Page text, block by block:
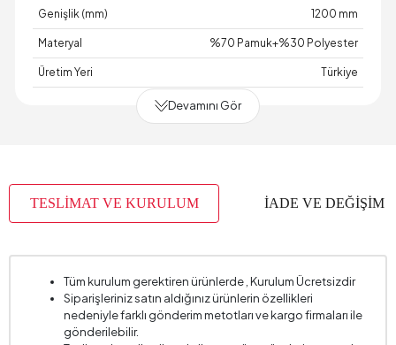
Genişlik (mm) 1200 mm
Materyal %70 Pamuk+%30 Polyester
Üretim Yeri Türkiye
Devamını Gör
TESLİMAT VE KURULUM İADE VE DEĞİŞİM
Tüm kurulum gerektiren ürünlerde , Kurulum Ücretsizdir
Siparişleriniz satın aldığınız ürünlerin özellikleri
nedeniyle farklı gönderim metotları ve kargo firmaları ile
gönderilebilir.